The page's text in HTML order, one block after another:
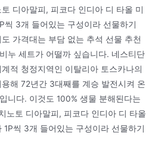
디아말피, 피코다 인디아 디 타올 미
씩 3개 들어있는 구성이라 선물하기
가격대는 부담 없는 추석 선물 추천
누 세트가 어떨까 싶습니다. 네스티단
적 청정지역인 이탈리아 토스카나의
해 72년간 3대째를 계승 발전시켜 온
니다. 이것도 100% 생물 분해된다는
노토 디아말피, 피코다 인디아 디 타올
씩 3개 들어있는 구성이라 선물하기